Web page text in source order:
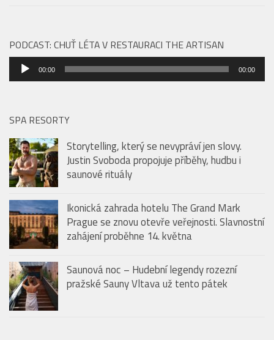
PODCAST: CHUŤ LÉTA V RESTAURACI THE ARTISAN
Audio
přehrávač
00:00 00:00
SPA RESORTY
Storytelling, který se nevypráví jen slovy.
Justin Svoboda propojuje příběhy, hudbu i
saunové rituály
Ikonická zahrada hotelu The Grand Mark
Prague se znovu otevře veřejnosti. Slavnostní
zahájení proběhne 14. května
Saunová noc – Hudební legendy rozezní
pražské Sauny Vltava už tento pátek